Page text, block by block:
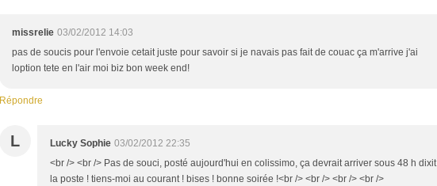
missrelie 03/02/2012 14:03
pas de soucis pour l'envoie cetait juste pour savoir si je navais pas fait de couac ça m'arrive j'ai
loption tete en l'air moi biz bon week end!
Répondre
L Lucky Sophie 03/02/2012 22:35
<br /> <br /> Pas de souci, posté aujourd'hui en colissimo, ça devrait arriver sous 48 h dixit
la poste ! tiens-moi au courant ! bises ! bonne soirée !<br /> <br /> <br /> <br />